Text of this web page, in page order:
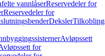
vannlåserReservedeler for
Reservedeler for
Deksler
Avløpssett
for